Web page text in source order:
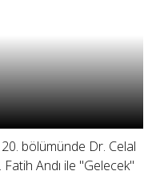
bölümünde Dr. Celal
Andı ile "Gelecek"